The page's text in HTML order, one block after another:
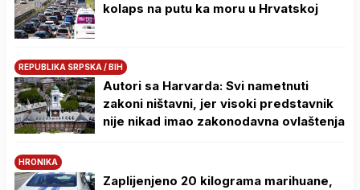
kolaps na putu ka moru u Hrvatskoj
REPUBLIKA SRPSKA / BIH
Autori sa Harvarda: Svi nametnuti
zakoni ništavni, jer visoki predstavnik
nije nikad imao zakonodavna ovlaštenja
HRONIKA
Zaplijenjeno 20 kilograma marihuane,